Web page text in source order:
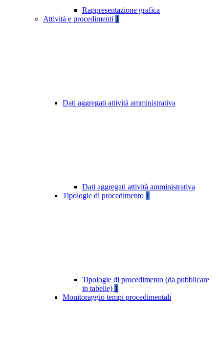
Rappresentazione grafica
Attività e procedimenti 1
Dati aggregati attività amministrativa
Dati aggregati attività amministrativa
Tipologie di procedimento 1
Tipologie di procedimento (da pubblicare
in tabelle) 1
Monitoraggio tempi procedimentali